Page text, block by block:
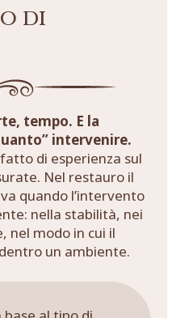
di
tempo. E la
intervenire.
di esperienza sul
Nel restauro il
quando l’intervento
nella stabilità, nei
nel modo in cui il
un ambiente.